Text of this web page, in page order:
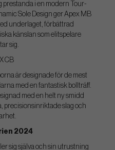
prestanda i en modern Tour-
Sole Design ger Apex MB
underlaget, förbättrad
känslan som elitspelare
sig.
CB
är designade för de mest
med en fantastisk bollträff.
med en helt ny smidd
precisionsinriktade slag och
2024
sig själva och sin utrustning